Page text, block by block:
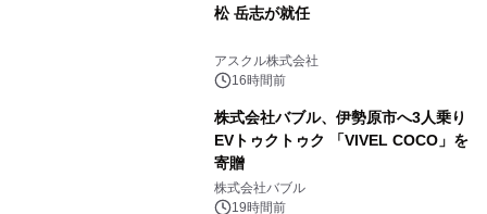
松 岳志が就任
アスクル株式会社
16時間前
株式会社バブル、伊勢原市へ3人乗り
EVトゥクトゥク 「VIVEL COCO」を
寄贈
株式会社バブル
19時間前